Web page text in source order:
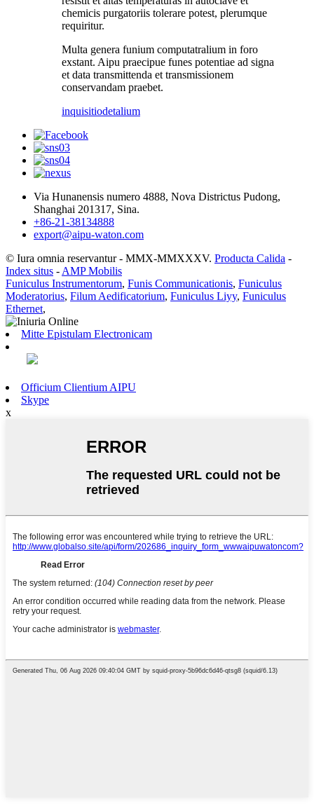
chemicis purgatoriis tolerare potest, plerumque
requiritur.
Multa genera funium computatralium in foro
exstant. Aipu praecipue funes potentiae ad signa
et data transmittenda et transmissionem
conservandam praebet.
inquisitiodetalium
Via Hunanensis numero 4888, Nova Districtus Pudong,
Shanghai 201317, Sina.
+86-21-38134888
export@aipu-waton.com
© Iura omnia reservantur - MMX-MMXXXV. Producta Calida -
Index situs - AMP Mobilis
Funiculus Instrumentorum, Funis Communicationis, Funiculus
Moderatorius, Filum Aedificatorium, Funiculus Liyy, Funiculus
Ethernet,
Mitte Epistulam Electronicam
Officium Clientium AIPU
Skype
x